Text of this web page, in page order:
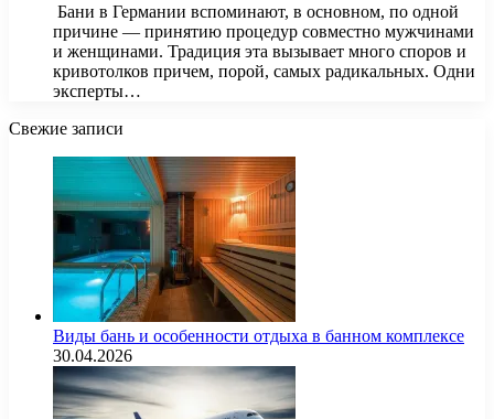
​​ Бани в Германии вспоминают, в основном, по одной
причине — принятию процедур совместно мужчинами
и женщинами. Традиция эта вызывает много споров и
кривотолков причем, порой, самых радикальных. Одни
эксперты…
Свежие записи
Виды бань и особенности отдыха в банном комплексе
30.04.2026